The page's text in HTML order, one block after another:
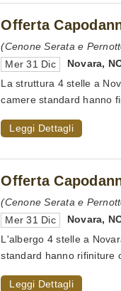
Offerta
(Cenone Serata e
Mer 31 Dic
Novara,
La struttura 4 stelle a
camere standard hanno
Leggi Dettagli
Offerta
(Cenone Serata e
Mer 31 Dic
Novara,
L'albergo 4 stelle a
standard hanno rifiniture
Leggi Dettagli